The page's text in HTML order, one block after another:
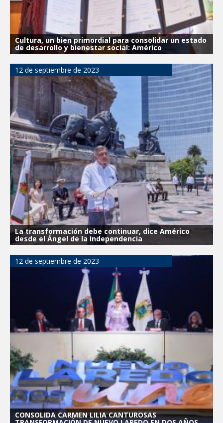
Cultura, un bien primordial para consolidar un estado
de desarrollo y bienestar social: Américo
12 de septiembre de 2023
La transformación debe continuar, dice Américo
desde el Ángel de la Independencia
12 de septiembre de 2023
CONSOLIDA CARMEN LILIA CANTUROSAS